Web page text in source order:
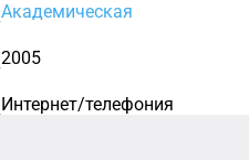
Академическая
2005
Интернет/телефония